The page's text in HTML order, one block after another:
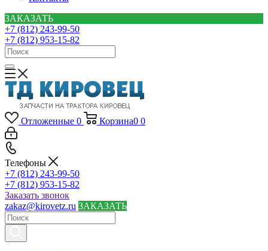
ЗАКАЗАТЬ
+7 (812) 243-99-50
+7 (812) 953-15-82
Отложенные 0 Корзина0 0
Телефоны
+7 (812) 243-99-50
+7 (812) 953-15-82
Заказать звонок
zakaz@kirovetz.ru ЗАКАЗАТЬ